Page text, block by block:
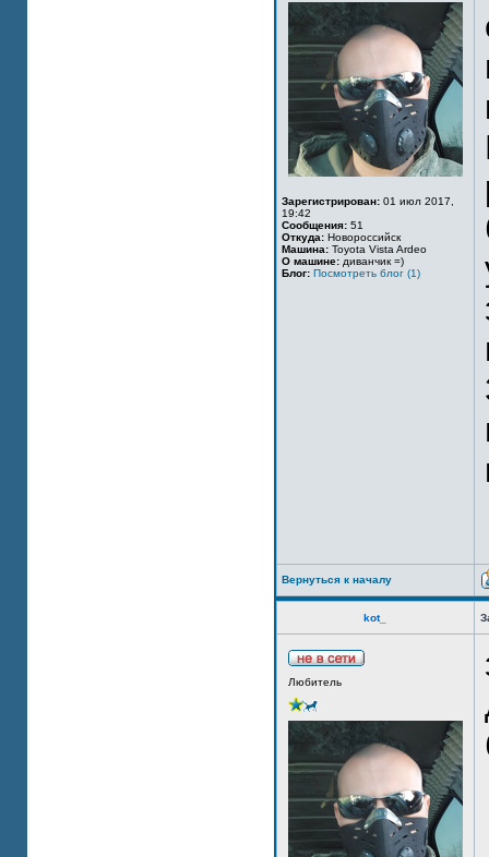
Зарегистрирован: 01 июл 2017,
19:42
Сообщения: 51
Откуда: Новороссийск
Машина: Toyota Vista Ardeo
О машине: диванчик =)
Блог: Посмотреть блог (1)
Вернуться к началу
kot_
Любитель